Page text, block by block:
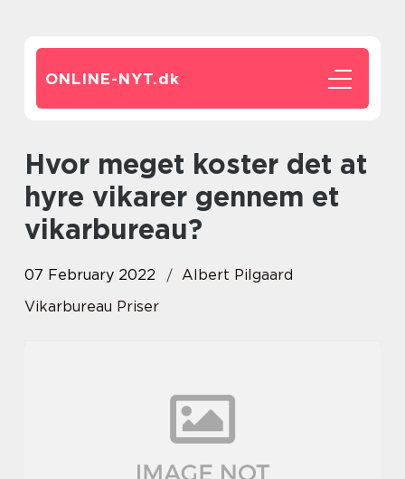
ONLINE-NYT.dk
Hvor meget koster det at
hyre vikarer gennem et
vikarbureau?
07 February 2022
Albert Pilgaard
Vikarbureau Priser